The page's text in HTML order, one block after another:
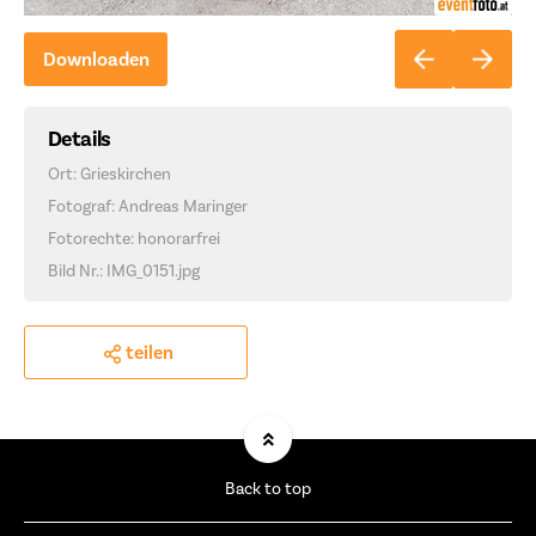
Downloaden
Details
Ort: Grieskirchen
Fotograf: Andreas Maringer
Fotorechte: honorarfrei
Bild Nr.: IMG_0151.jpg
teilen
Back to top